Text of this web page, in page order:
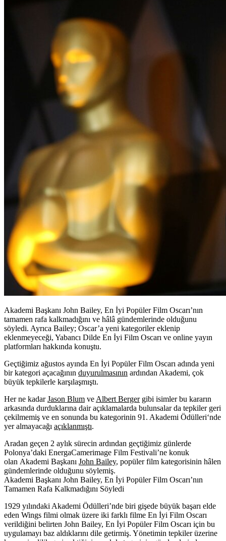
Akademi Başkanı John Bailey, En İyi Popüler Film Oscarı’nın
tamamen rafa kalkmadığını ve hâlâ gündemlerinde olduğunu
söyledi. Ayrıca Bailey; Oscar’a yeni kategoriler eklenip
eklenmeyeceği, Yabancı Dilde En İyi Film Oscarı ve online yayın
platformları hakkında konuştu.
Geçtiğimiz ağustos ayında En İyi Popüler Film Oscarı adında yeni
bir kategori açacağının duyurulmasının ardından Akademi, çok
büyük tepkilerle karşılaşmıştı.
Her ne kadarJason Blum ve Albert Bergergibi isimler bu kararın
arkasında durduklarına dair açıklamalarda bulunsalar da tepkiler geri
çekilmemiş ve en sonunda bu kategorinin 91. Akademi Ödülleri‘nde
yer almayacağı açıklanmıştı.
Aradan geçen 2 aylık sürecin ardından geçtiğimiz günlerde
Polonya’daki EnergaCamerimage Film Festivali’ne konuk
olan Akademi Başkanı John Bailey, popüler film kategorisinin hâlen
gündemlerinde olduğunu söylemiş.
Akademi Başkanı John Bailey, En İyi Popüler Film Oscarı’nın
Tamamen Rafa Kalkmadığını Söyledi
1929 yılındaki Akademi Ödülleri’nde biri gişede büyük başarı elde
eden Wings filmi olmak üzere iki farklı filme En İyi Film Oscarı
verildiğini belirten John Bailey, En İyi Popüler Film Oscarı için bu
uygulamayı baz aldıklarını dile getirmiş. Yönetimin tepkiler üzerine